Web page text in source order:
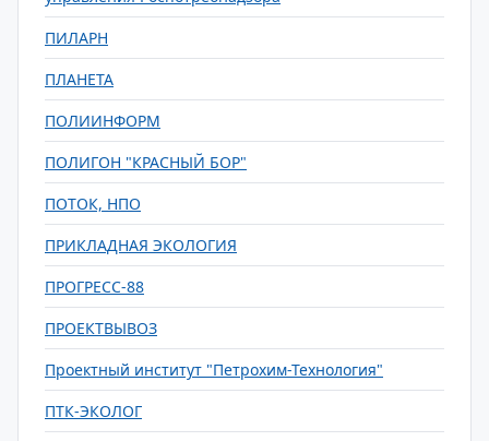
ПИЛАРН
ПЛАНЕТА
ПОЛИИНФОРМ
ПОЛИГОН "КРАСНЫЙ БОР"
ПОТОК, НПО
ПРИКЛАДНАЯ ЭКОЛОГИЯ
ПРОГРЕСС-88
ПРОЕКТВЫВОЗ
Проектный институт "Петрохим-Технология"
ПТК-ЭКОЛОГ